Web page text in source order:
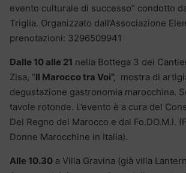
evento culturale di successo” condotto
Triglia. Organizzato dall’Associazione
prenotazioni: 3296509941
Dalle 10 alle 21 nella Bottega 3 dei
Zisa, “Il Marocco tra Voi”, mostra di
degustazione gastronomia marocchina.
tavole rotonde. L’evento è a cura del
Del Regno del Marocco e dal Fo.DO.M.I.
Donne Marocchine in Italia).
Alle 10.30 a Villa Gravina (già villa